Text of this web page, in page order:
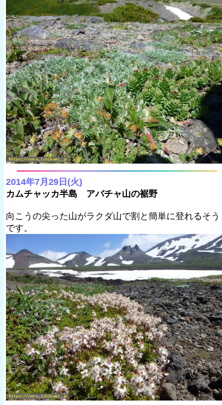
2014年7月29日(火)
カムチャッカ半島 アバチャ山の裾野
向こうの尖った山がラクダ山で割と簡単に登れるそう
です。